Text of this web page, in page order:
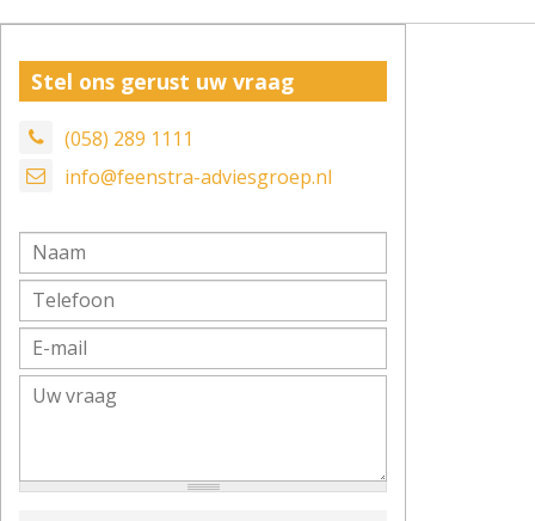
Stel ons gerust uw vraag
(058) 289 1111
info@feenstra-adviesgroep.nl